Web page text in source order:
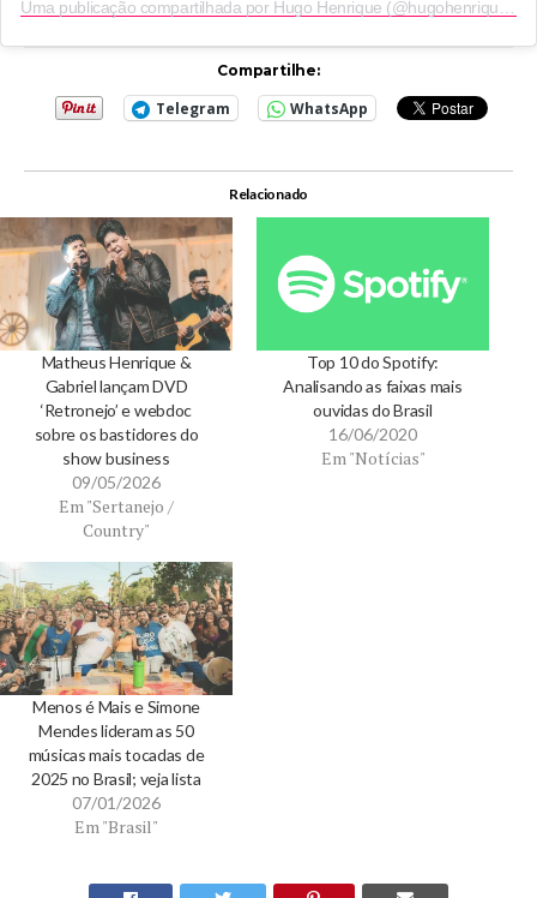
Uma publicação compartilhada por Hugo Henrique (@hugohenriquecantor)
Compartilhe:
Telegram WhatsApp
Relacionado
Matheus Henrique &
Gabriel lançam DVD
‘Retronejo’ e webdoc
sobre os bastidores do
show business
09/05/2026
Em "Sertanejo /
Country"
Top 10 do Spotify:
Analisando as faixas mais
ouvidas do Brasil
16/06/2020
Em "Notícias"
Menos é Mais e Simone
Mendes lideram as 50
músicas mais tocadas de
2025 no Brasil; veja lista
07/01/2026
Em "Brasil"